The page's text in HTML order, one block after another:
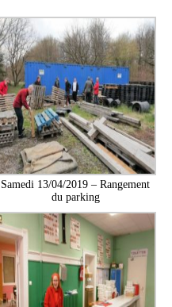
Samedi 13/04/2019 – Rangement
du parking